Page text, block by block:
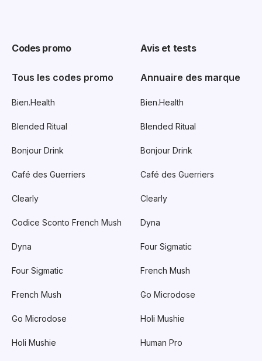
Codes promo
Tous les codes promo
Bien.Health
Blended Ritual
Bonjour Drink
Café des Guerriers
Clearly
Codice Sconto French Mush
Dyna
Four Sigmatic
French Mush
Go Microdose
Holi Mushie
Avis et tests
Annuaire des marque
Bien.Health
Blended Ritual
Bonjour Drink
Café des Guerriers
Clearly
Dyna
Four Sigmatic
French Mush
Go Microdose
Holi Mushie
Human Pro